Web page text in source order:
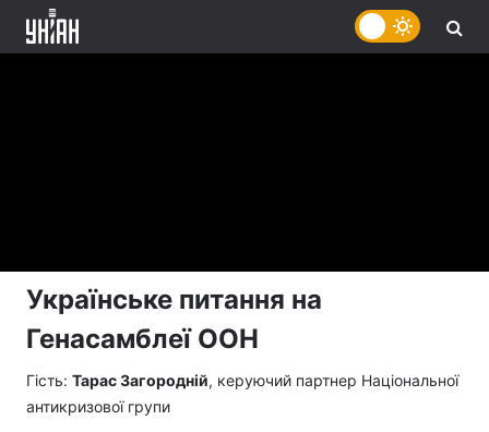
Українське питання на
Генасамблеї ООН
Гість: Тарас Загородній, керуючий партнер Національної
антикризової групи